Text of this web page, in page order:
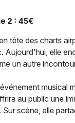
Concerts
Sports
Sorties famille
Expos
Montpellier
Nantes
Nice
Paris
Strasbourg
2 : 45€
tête des charts
Aujourd'hui, elle
un autre
musical
au public une
scène, elle